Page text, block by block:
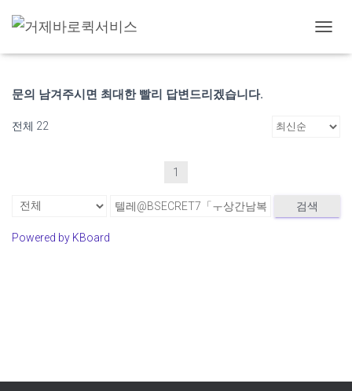
비
글
고객 게시판
문의 남겨주시면 최대한 빨리 답변드리겠습니다.
전체 22
1
검색
Powered by KBoard